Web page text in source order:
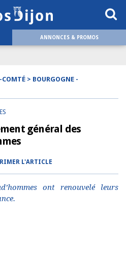
ANNONCES & PROMOS
> BOURGOGNE -
général des
L'ARTICLE
ont renouvelé leurs